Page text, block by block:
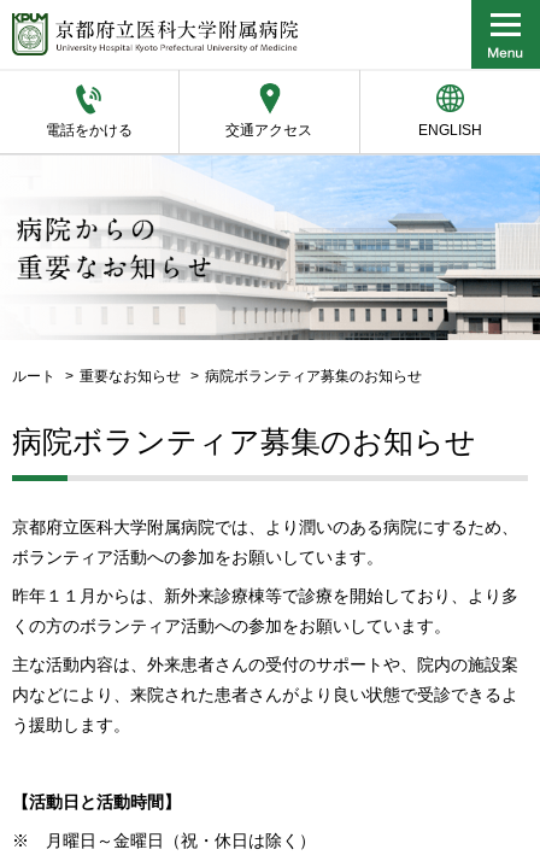
電話をかける 交通アクセス ENGLISH
ルート 重要なお知らせ 病院ボランティア募集のお知らせ
病院ボランティア募集のお知らせ
京都府立医科大学附属病院では、より潤いのある病院にするため、
ボランティア活動への参加をお願いしています。
昨年１１月からは、新外来診療棟等で診療を開始しており、より多
くの方のボランティア活動への参加をお願いしています。
主な活動内容は、外来患者さんの受付のサポートや、院内の施設案
内などにより、来院された患者さんがより良い状態で受診できるよ
う援助します。
【活動日と活動時間】
※ 月曜日～金曜日（祝・休日は除く）